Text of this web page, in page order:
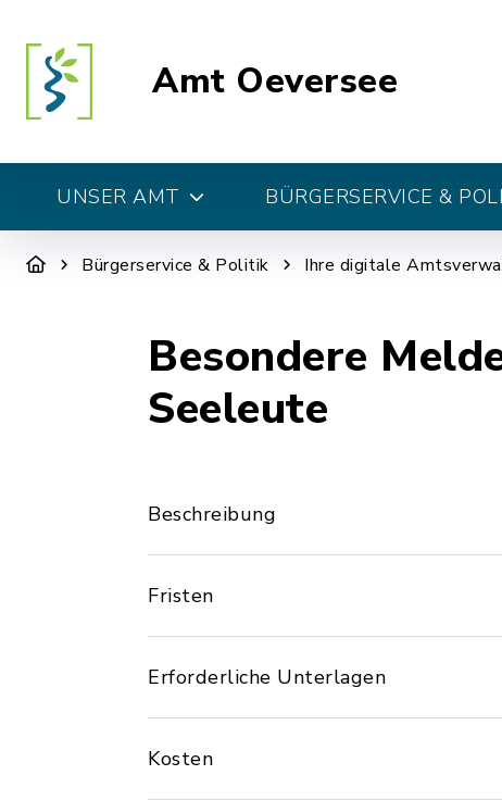
Amt Oeversee
UNSER AMT BÜRGERSERVICE &
Bürgerservice & Politik Ihre digitale
Besondere
Seeleute
Beschreibung
Fristen
Erforderliche Unterlagen
Kosten